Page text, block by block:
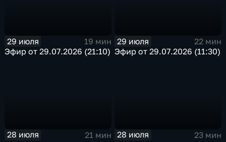
29 июля
19 мин
Эфир от 29.07.2026 (21:10)
29 июля
22 мин
Эфир от 29.07.2026 (11:30)
28 июля
21 мин
28 июля
23 мин